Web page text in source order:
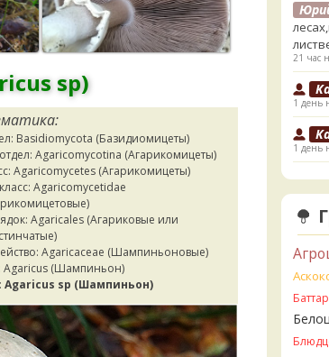
sp)
Basidiomycota (Базидиомицеты)
Agaricomycotina (Агарикомицеты)
Agaricomycetes (Агарикомицеты)
Agaricomycetidae
Agaricales (Агариковые или
Agaricaceae (Шампиньоновые)
Agaricus (Шампиньон)
Agaricus sp (Шампиньон)
21 час
1 день
1 день
2 дня
2 дня
2 дня